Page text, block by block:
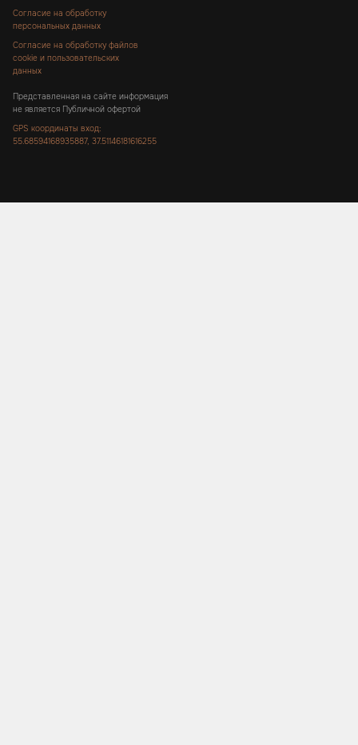
Согласие на обработку
персональных данных
Согласие на обработку файлов
cookie и пользовательских
данных
Представленная на сайте информация
не является Публичной офертой
GPS координаты вход:
55.68594168935887, 37.51146181616255